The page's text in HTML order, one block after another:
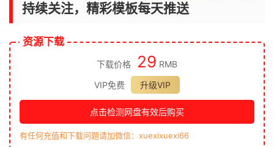
持续关注，精彩模板每天推送
资源下载
下载价格 29 RMB
VIP免费
升级VIP
点击检测网盘有效后购买
有任何充值和下载问题请加微信：xuexixuexi66